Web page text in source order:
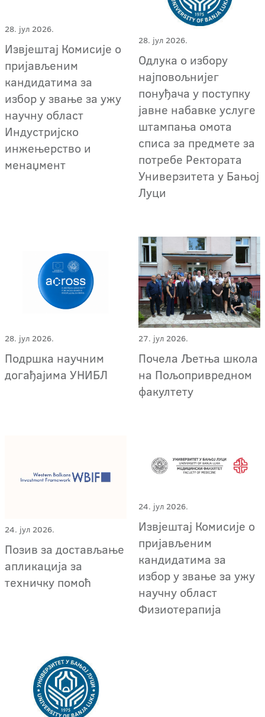
28. јул 2026.
Извјештај Комисије о
пријављеним
кандидатима за
избор у звање за ужу
научну област
Индустријско
инжењерство и
менаџмент
28. јул 2026.
Одлука о избору
најповољнијег
понуђача у поступку
јавне набавке услуге
штампања омота
списа за предмете за
потребе Ректората
Универзитета у Бањој
Луци
28. јул 2026.
Подршка научним
догађајима УНИБЛ
27. јул 2026.
Почела Љетња школа
на Пољопривредном
факултету
24. јул 2026.
Позив за достављање
апликација за
техничку помоћ
24. јул 2026.
Извјештај Комисије о
пријављеним
кандидатима за
избор у звање за ужу
научну област
Физиотерапија